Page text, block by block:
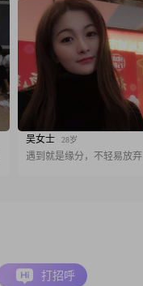
吴女士 28岁
遇到就是缘分，不轻易放弃
打招呼